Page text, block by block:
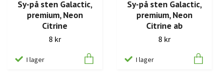
Sy-på sten Galactic,
premium, Neon
Citrine
8 kr
I lager
Sy-på sten Galactic,
premium, Neon
Citrine ab
8 kr
I lager